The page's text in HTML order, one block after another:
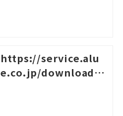
https://service.alu
e.co.jp/download/8